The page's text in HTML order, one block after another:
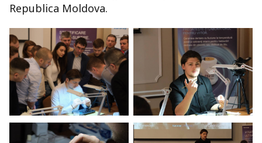
Republica Moldova.